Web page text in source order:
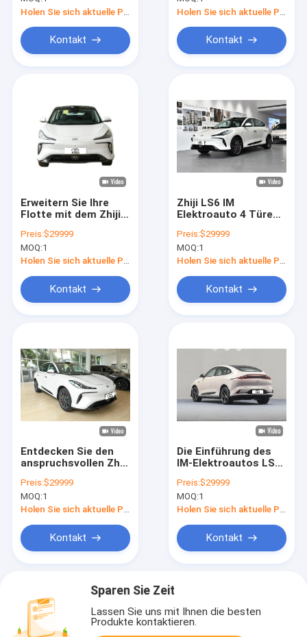
Auto für Erwachsene
Kontakt Kontakt
Erweitern Sie Ihre
Flotte mit dem Zhiji
Wahl für
umweltfreundliche
Fahrzeuge
Preis:$29999
MOQ:1
Kontakt
Zhiji LS6 IM
Elektroauto 4 Türen
Langstrecken-Neue
Energie Elektroauto
Preis:$29999
MOQ:1
Kontakt
Entdecken Sie den
anspruchsvollen Zhiji
Null-Emissionen
Luxus in seiner
besten Form
Preis:$29999
MOQ:1
Holen Sie sich aktuelle Preis
Kontakt
Die Einführung des
IM-Elektroautos LS6
und Nachhaltigkeit
Preis:$29999
MOQ:1
Holen Sie sich aktuelle Preis
Kontakt
Sparen Sie Zeit
Lassen Sie uns mit Ihnen die besten
Produkte kontaktieren.